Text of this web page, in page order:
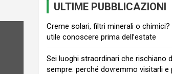
ULTIME PUBBLICAZIONI
Creme solari, filtri minerali o
utile conoscere prima dell’estate
Sei luoghi straordinari che rischiano
sempre: perché dovremmo visitarli e